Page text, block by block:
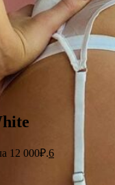
12 000₽.6